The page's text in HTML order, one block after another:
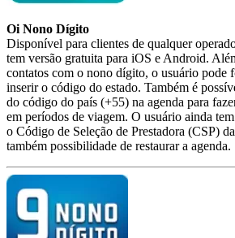
Oi Nono Dígito
Disponível para clientes de qualquer
tem versão gratuita para iOS e Android.
contatos com o nono dígito, o usuário pode
inserir o código do estado. Também é
do código do país (+55) na agenda para
em períodos de viagem. O usuário ainda
o Código de Seleção de Prestadora (CSP)
também possibilidade de restaurar a agenda.